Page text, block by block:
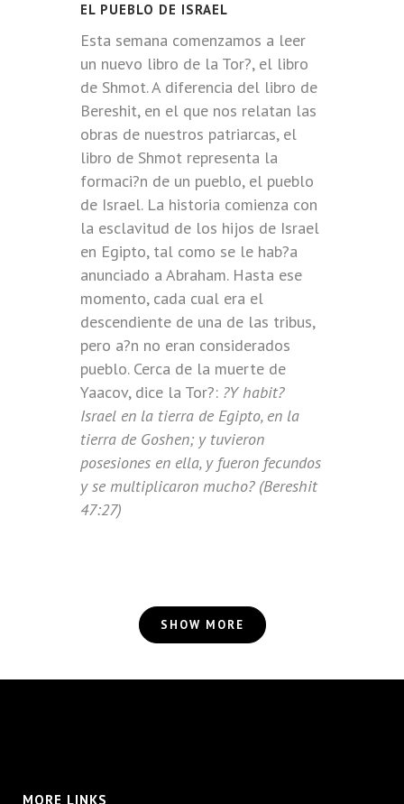
EL PUEBLO DE ISRAEL
Esta semana comenzamos a leer
un nuevo libro de la Tor?, el libro
de Shmot. A diferencia del libro de
Bereshit, en el que nos relatan las
obras de nuestros patriarcas, el
libro de Shmot representa la
formaci?n de un pueblo, el pueblo
de Israel. La historia comienza con
la esclavitud de los hijos de Israel
en Egipto, tal como se le hab?a
anunciado a Abraham. Hasta ese
momento, cada cual era el
descendiente de una de las tribus,
pero a?n no eran considerados
pueblo. Cerca de la muerte de
Yaacov, dice la Tor?: ?Y habit?
Israel en la tierra de Egipto, en la
tierra de Goshen; y tuvieron
posesiones en ella, y fueron fecundos
y se multiplicaron mucho? (Bereshit
47:27)
SHOW MORE
MORE LINKS